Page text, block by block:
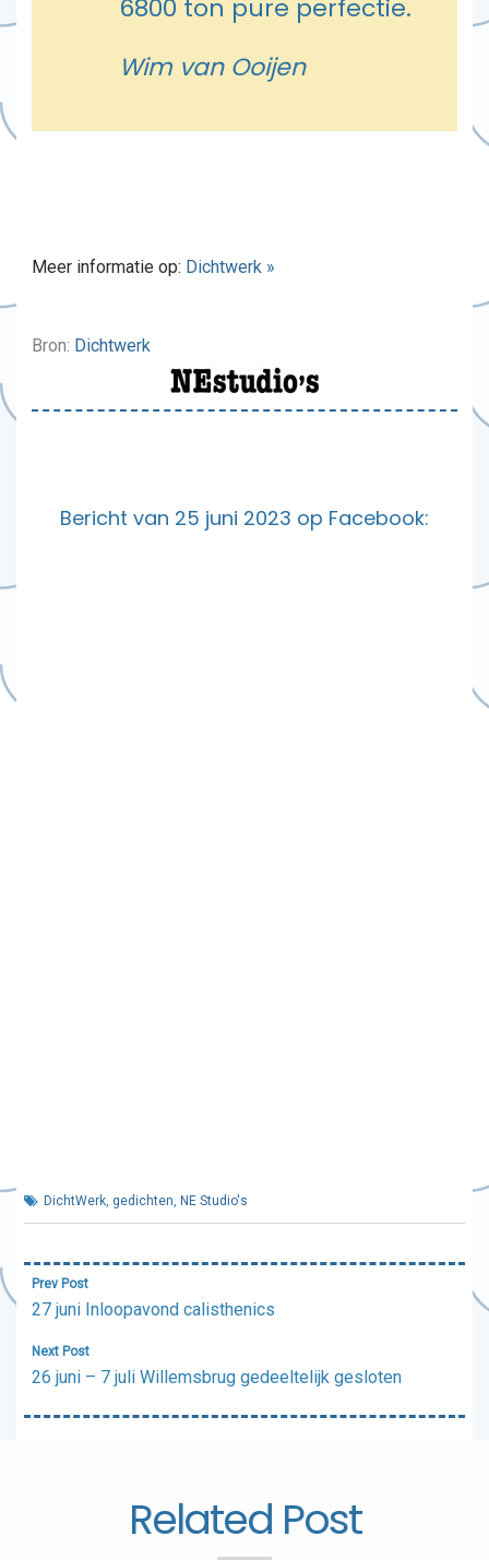
6800 ton pure perfectie.
Wim van Ooijen
Meer informatie op: Dichtwerk »
Bron: Dichtwerk
Bericht van 25 juni 2023 op Facebook:
DichtWerk, gedichten, NE Studio's
Bericht
navigatie
Prev Post
27 juni Inloopavond calisthenics
Next Post
26 juni – 7 juli Willemsbrug gedeeltelijk gesloten
Related Post